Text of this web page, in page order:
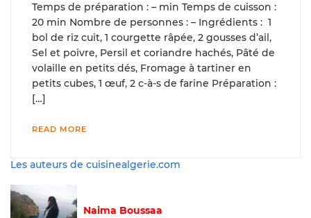
Temps de préparation : – min Temps de cuisson :
20 min Nombre de personnes : – Ingrédients : 1
bol de riz cuit, 1 courgette râpée, 2 gousses d’ail,
Sel et poivre, Persil et coriandre hachés, Pâté de
volaille en petits dés, Fromage à tartiner en
petits cubes, 1 œuf, 2 c-à-s de farine Préparation :
[…]
READ MORE
Les auteurs de cuisinealgerie.com
Naima Boussaa